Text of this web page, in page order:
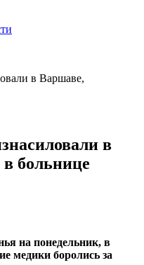
в Варшаве,
в
больнице
на понедельник, в
медики боролись за